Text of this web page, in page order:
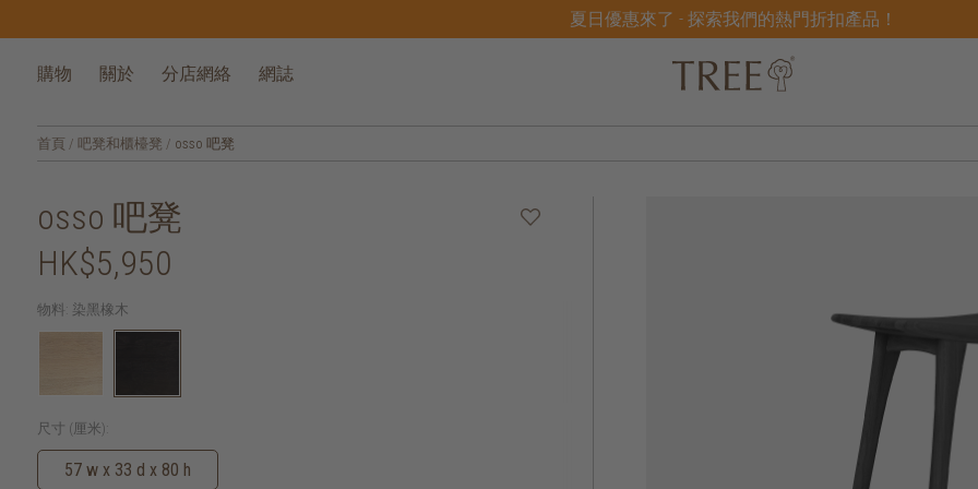
夏日優惠來了 - 探索我們的熱門折扣產品！
購物 關於 分店網絡 網誌
首頁 / 吧凳和櫃檯凳 / osso 吧凳
osso 吧凳
HK$5,950
物料: 染黑橡木
尺寸 (厘米):
57 w x 33 d x 80 h